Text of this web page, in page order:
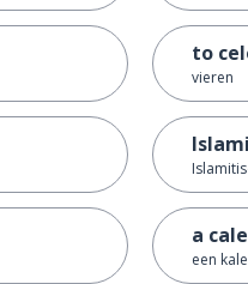
to
vieren
a
een